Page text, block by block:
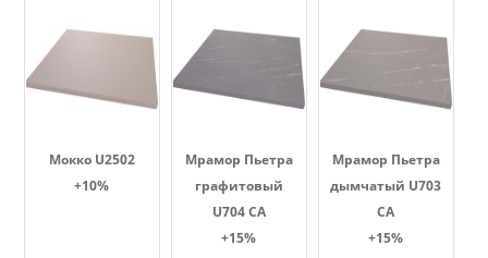
Мокко U2502
+10%
Мрамор Пьетра
графитовый
U704 CA
+15%
Мрамор Пьетра
дымчатый U703
CA
+15%